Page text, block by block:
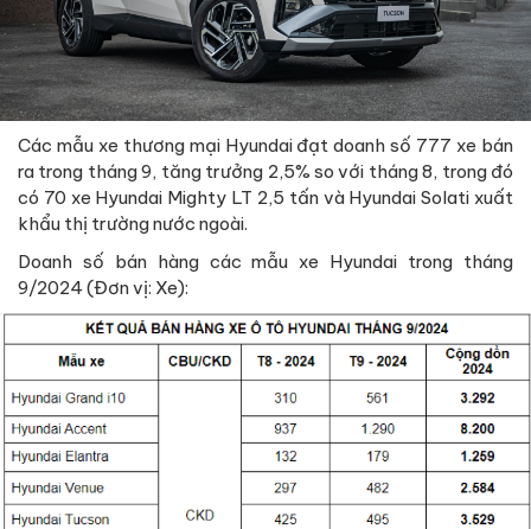
Các mẫu xe thương mại Hyundai đạt doanh số 777 xe bán
ra trong tháng 9, tăng trưởng 2,5% so với tháng 8, trong đó
có 70 xe Hyundai Mighty LT 2,5 tấn và Hyundai Solati xuất
khẩu thị trường nước ngoài.
Doanh số bán hàng các mẫu xe Hyundai trong tháng
9/2024 (Đơn vị: Xe):